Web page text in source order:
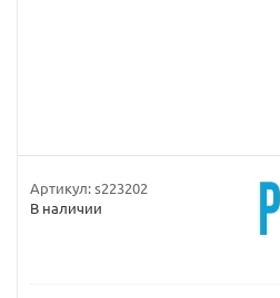
Артикул:s223202
В наличии